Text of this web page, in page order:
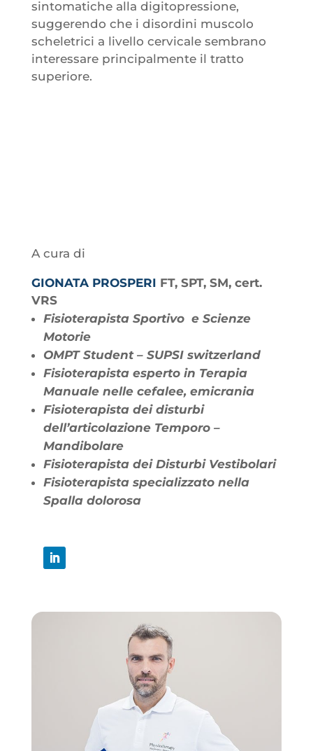
sintomatiche alla digitopressione,
suggerendo che i disordini muscolo
scheletrici a livello cervicale sembrano
interessare principalmente il tratto
superiore.
A cura di
GIONATA PROSPERI FT, SPT, SM, cert.
VRS
Fisioterapista Sportivo e Scienze
Motorie
OMPT Student – SUPSI switzerland
Fisioterapista esperto in Terapia
Manuale nelle cefalee, emicrania
Fisioterapista dei disturbi
dell’articolazione Temporo –
Mandibolare
Fisioterapista dei Disturbi Vestibolari
Fisioterapista specializzato nella
Spalla dolorosa